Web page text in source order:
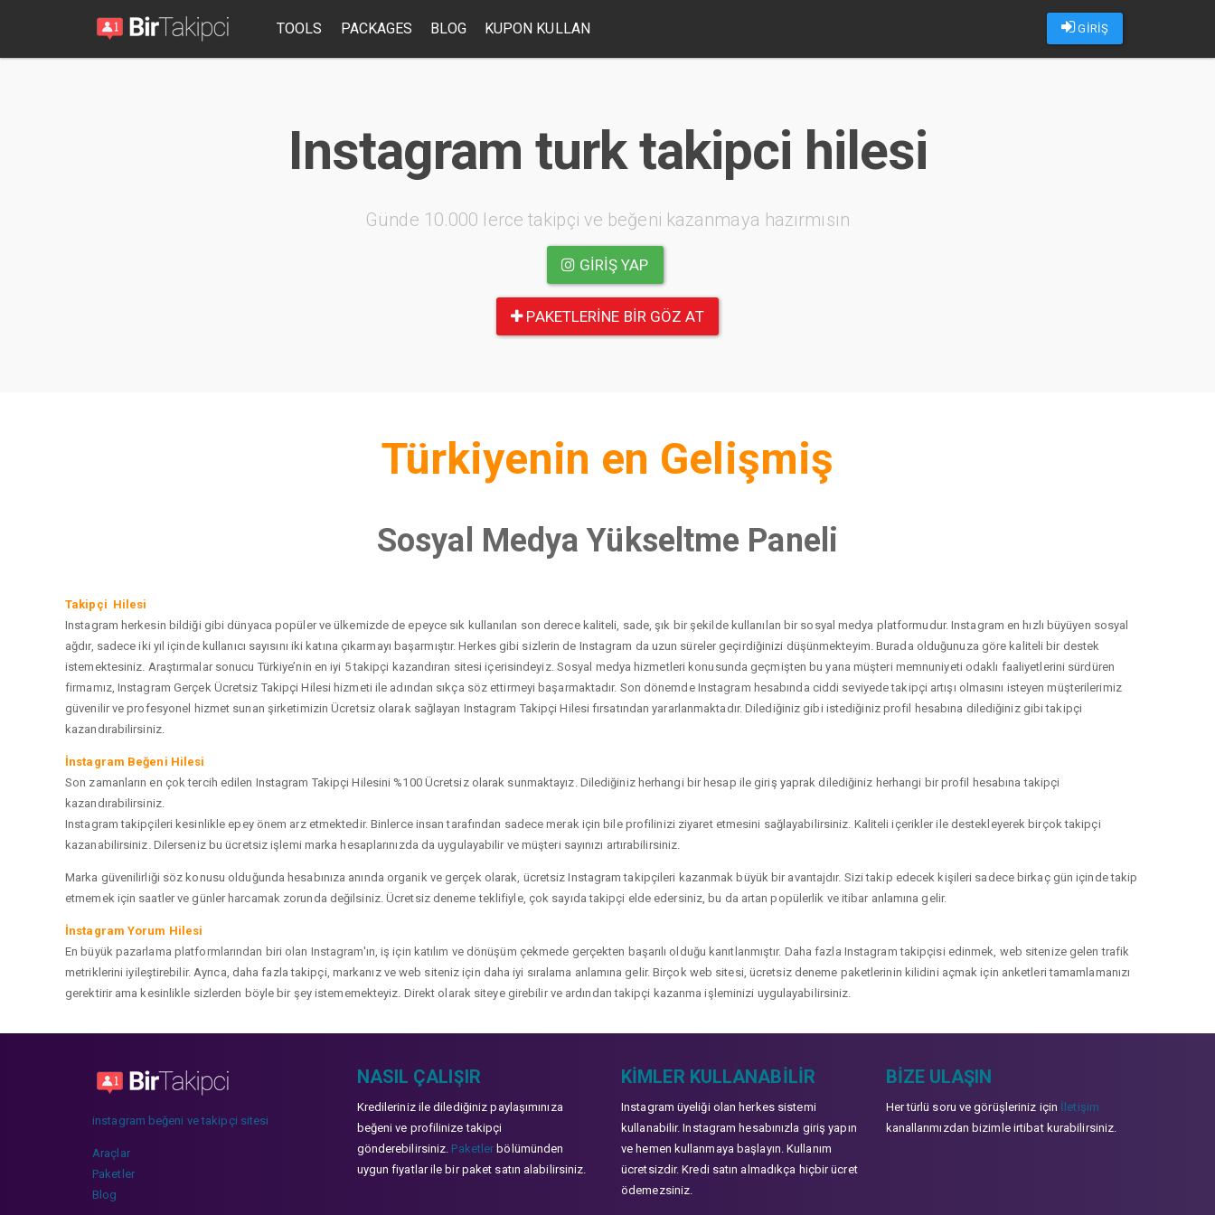
GİRİŞ
TOOLS PACKAGES BLOG KUPON KULLAN
Instagram turk takipci hilesi
Günde 10.000 lerce takipçi ve beğeni kazanmaya hazırmısın
GIRIŞ YAP
PAKETLERINE BIR GÖZ AT
Türkiyenin en Gelişmiş
Sosyal Medya Yükseltme Paneli
Takipçi Hilesi
Instagram herkesin bildiği gibi dünyaca popüler ve ülkemizde de epeyce sık kullanılan son derece kaliteli, sade, şık bir şekilde kullanılan bir sosyal medya platformudur. Instagram en hızlı büyüyen sosyal
ağdır, sadece iki yıl içinde kullanıcı sayısını iki katına çıkarmayı başarmıştır. Herkes gibi sizlerin de Instagram da uzun süreler geçirdiğinizi düşünmekteyim. Burada olduğunuza göre kaliteli bir destek
istemektesiniz. Araştırmalar sonucu Türkiye’nin en iyi 5 takipçi kazandıran sitesi içerisindeyiz. Sosyal medya hizmetleri konusunda geçmişten bu yana müşteri memnuniyeti odaklı faaliyetlerini sürdüren
firmamız, Instagram Gerçek Ücretsiz Takipçi Hilesi hizmeti ile adından sıkça söz ettirmeyi başarmaktadır. Son dönemde Instagram hesabında ciddi seviyede takipçi artışı olmasını isteyen müşterilerimiz
güvenilir ve profesyonel hizmet sunan şirketimizin Ücretsiz olarak sağlayan Instagram Takipçi Hilesi fırsatından yararlanmaktadır. Dilediğiniz gibi istediğiniz profil hesabına dilediğiniz gibi takipçi
kazandırabilirsiniz.
İnstagram Beğeni Hilesi
Son zamanların en çok tercih edilen Instagram Takipçi Hilesini %100 Ücretsiz olarak sunmaktayız. Dilediğiniz herhangi bir hesap ile giriş yaprak dilediğiniz herhangi bir profil hesabına takipçi
kazandırabilirsiniz.
Instagram takipçileri kesinlikle epey önem arz etmektedir. Binlerce insan tarafından sadece merak için bile profilinizi ziyaret etmesini sağlayabilirsiniz. Kaliteli içerikler ile destekleyerek birçok takipçi
kazanabilirsiniz. Dilerseniz bu ücretsiz işlemi marka hesaplarınızda da uygulayabilir ve müşteri sayınızı artırabilirsiniz.
Marka güvenilirliği söz konusu olduğunda hesabınıza anında organik ve gerçek olarak, ücretsiz Instagram takipçileri kazanmak büyük bir avantajdır. Sizi takip edecek kişileri sadece birkaç gün içinde takip
etmemek için saatler ve günler harcamak zorunda değilsiniz. Ücretsiz deneme teklifiyle, çok sayıda takipçi elde edersiniz, bu da artan popülerlik ve itibar anlamına gelir.
İnstagram Yorum Hilesi
En büyük pazarlama platformlarından biri olan Instagram'ın, iş için katılım ve dönüşüm çekmede gerçekten başarılı olduğu kanıtlanmıştır. Daha fazla Instagram takipçisi edinmek, web sitenize gelen trafik
metriklerini iyileştirebilir. Ayrıca, daha fazla takipçi, markanız ve web siteniz için daha iyi sıralama anlamına gelir. Birçok web sitesi, ücretsiz deneme paketlerinin kilidini açmak için anketleri tamamlamanızı
gerektirir ama kesinlikle sizlerden böyle bir şey istememekteyiz. Direkt olarak siteye girebilir ve ardından takipçi kazanma işleminizi uygulayabilirsiniz.
instagram beğeni ve takipçi sitesi
Araçlar
Paketler
Blog
NASIL ÇALIŞIR
Kredileriniz ile dilediğiniz paylaşımınıza
beğeni ve profilinize takipçi
gönderebilirsiniz. Paketler bölümünden
uygun fiyatlar ile bir paket satın alabilirsiniz.
KIMLER KULLANABILIR
Instagram üyeliği olan herkes sistemi
kullanabilir. Instagram hesabınızla giriş yapın
ve hemen kullanmaya başlayın. Kullanım
ücretsizdir. Kredi satın almadıkça hiçbir ücret
ödemezsiniz.
BIZE ULAŞIN
Her türlü soru ve görüşleriniz için İletişim
kanallarımızdan bizimle irtibat kurabilirsiniz.